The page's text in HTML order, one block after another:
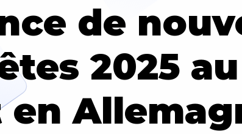
de
2025
en